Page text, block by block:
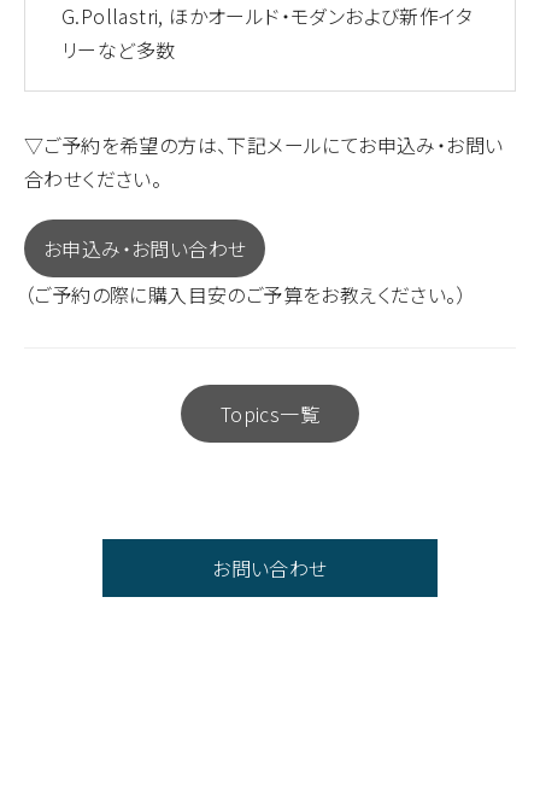
G.Pollastri, ほかオールド・モダンおよび新作イタ
リーなど多数
▽ご予約を希望の方は、下記メールにてお申込み・お問い
合わせください。
お申込み・お問い合わせ
（ご予約の際に購入目安のご予算をお教えください。）
Topics一覧
お問い合わせ